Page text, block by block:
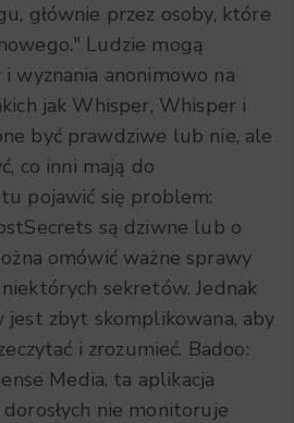
głównie przez osoby, które
Ludzie mogą
wyznania anonimowo na
jak Whisper, Whisper i
być prawdziwe lub nie, ale
co inni mają do
pojawić się problem:
są dziwne lub o
omówić ważne sprawy
sekretów. Jednak
jest zbyt skomplikowana, aby
i zrozumieć. Badoo:
Media, ta aplikacja
nie monitoruje